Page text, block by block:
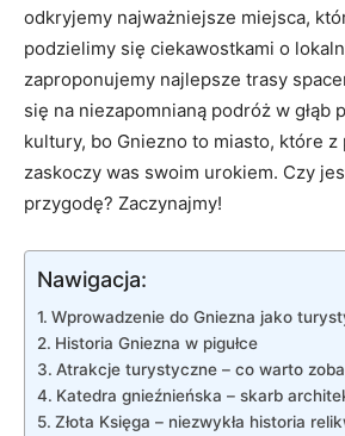
odkryjemy najważniejsze miejsca,⁣
podzielimy ⁢się ‌ciekawostkami o
zaproponujemy najlepsze trasy
⁣się ⁤na ​niezapomnianą podróż w ‌głąb
kultury, bo Gniezno to⁢ miasto, które z
zaskoczy‌ was ​swoim urokiem. Czy
przygodę? ⁣Zaczynajmy!
Nawigacja:
Wprowadzenie⁢ do ⁤Gniezna ⁤jako
Historia ⁤Gniezna w‌ pigułce
Atrakcje turystyczne ⁢– co warto
Katedra ‍gnieźnieńska ​– skarb
Złota Księga – ​niezwykła historia